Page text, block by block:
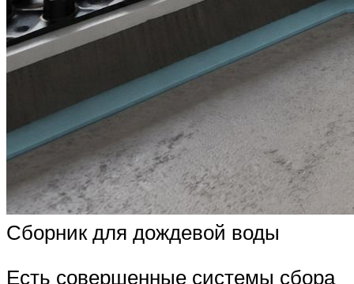
Сборник для дождевой воды
Есть совершенные системы сбора